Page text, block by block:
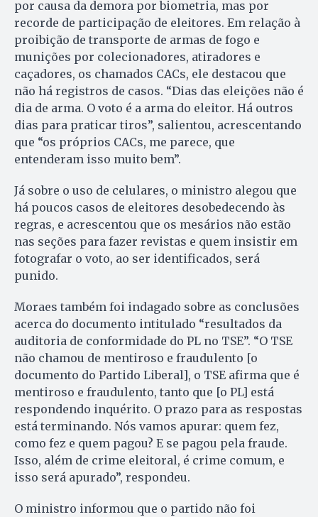
por causa da demora por biometria, mas por
recorde de participação de eleitores. Em relação à
proibição de transporte de armas de fogo e
munições por colecionadores, atiradores e
caçadores, os chamados CACs, ele destacou que
não há registros de casos. “Dias das eleições não é
dia de arma. O voto é a arma do eleitor. Há outros
dias para praticar tiros”, salientou, acrescentando
que “os próprios CACs, me parece, que
entenderam isso muito bem”.
Já sobre o uso de celulares, o ministro alegou que
há poucos casos de eleitores desobedecendo às
regras, e acrescentou que os mesários não estão
nas seções para fazer revistas e quem insistir em
fotografar o voto, ao ser identificados, será
punido.
Moraes também foi indagado sobre as conclusões
acerca do documento intitulado “resultados da
auditoria de conformidade do PL no TSE”. “O TSE
não chamou de mentiroso e fraudulento [o
documento do Partido Liberal], o TSE afirma que é
mentiroso e fraudulento, tanto que [o PL] está
respondendo inquérito. O prazo para as respostas
está terminando. Nós vamos apurar: quem fez,
como fez e quem pagou? E se pagou pela fraude.
Isso, além de crime eleitoral, é crime comum, e
isso será apurado”, respondeu.
O ministro informou que o partido não foi